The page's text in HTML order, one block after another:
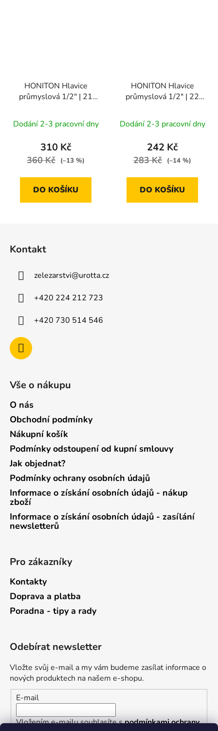
HONITON Hlavice
průmyslová 1/2" | 21
Dodání 2-3 pracovní dny
310 Kč
360 Kč (–13 %)
DO KOŠÍKU
HONITON Hlavice
průmyslová 1/2" | 22
Dodání 2-3 pracovní dny
242 Kč
283 Kč (–14 %)
DO KOŠÍKU
Kontakt
zelezarstvi@urotta.cz
+420 224 212 723
+420 730 514 546
Vše o nákupu
O nás
Obchodní podmínky
Nákupní košík
Podmínky odstoupení od kupní smlouvy
Jak objednat?
Podmínky ochrany osobních údajů
Informace o získání osobních údajů - nákup
zboží
Informace o získání osobních údajů - zasílání
newsletterů
Pro zákazníky
Kontakty
Doprava a platba
Poradna - tipy a rady
Odebírat newsletter
Vložte svůj e-mail a my vám budeme zasílat informace o
nových produktech na našem e-shopu.
E-mail
Vložením e-mailu souhlasíte spodmínkami ochrany